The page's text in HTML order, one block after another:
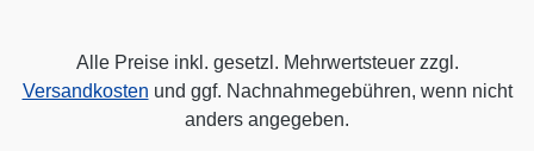
Alle Preise inkl. gesetzl. Mehrwertsteuer zzgl.
Versandkosten und ggf. Nachnahmegebühren, wenn nicht
anders angegeben.